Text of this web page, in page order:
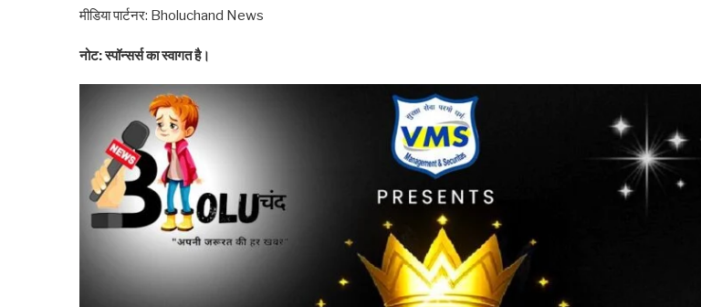
मीडिया पार्टनर: Bholuchand News
नोट: स्पॉन्सर्स का स्वागत है।